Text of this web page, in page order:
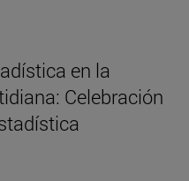
en la
Celebración